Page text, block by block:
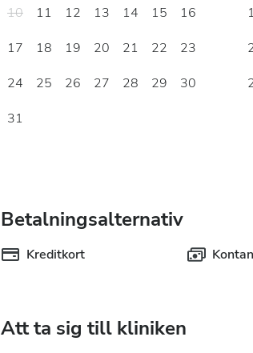
10
11 12 13 14 15
16
17
18 19 20 21 22
23
24
25 26 27 28 29
30
31
Betalningsalternativ
Kreditkort
Att ta sig till kliniken